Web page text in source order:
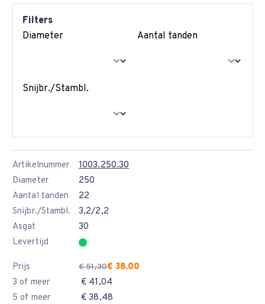
Filters
Diameter
Aantal tanden
Snijbr./Stambl.
Artikelnummer
1003.250.30
Diameter
250
Aantal tanden
22
Snijbr./Stambl.
3,2/2,2
Asgat
30
Levertijd
Prijs € 51,30€ 38,00
3 of meer
€ 41,04
5 of meer
€ 38,48